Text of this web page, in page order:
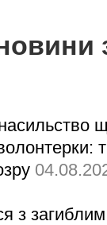
з загиблим